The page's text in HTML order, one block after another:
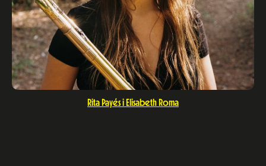
Rita Payés i Elisabeth Roma